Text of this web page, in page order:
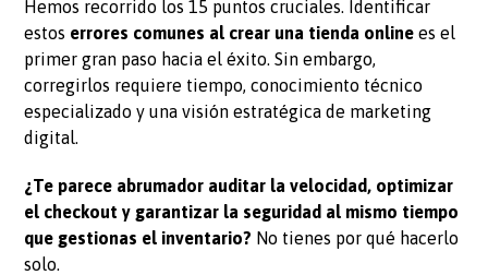
Hemos recorrido los 15 puntos cruciales. Identificar
estos errores comunes al crear una tienda online es el
primer gran paso hacia el éxito. Sin embargo,
corregirlos requiere tiempo, conocimiento técnico
especializado y una visión estratégica de marketing
digital.
¿Te parece abrumador auditar la velocidad, optimizar
el checkout y garantizar la seguridad al mismo tiempo
que gestionas el inventario? No tienes por qué hacerlo
solo.